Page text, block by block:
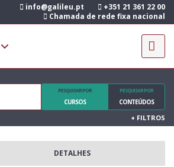
info@galileu.pt
+351 21 361 22 00
Chamada de rede fixa nacional
PESQUISAR POR
CURSOS
PESQUISAR POR
CONTEÚDOS
+ FILTROS
DETALHES